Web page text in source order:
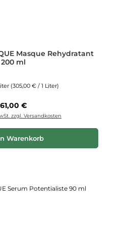
Masque Rehydratant
200 ml
(305,00 € / 1 Liter)
Regulärer Preis:
61,00 €
zzgl. Versandkosten
Warenkorb